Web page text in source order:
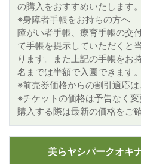
の購入をおすすめいたします。
※身障者手帳をお持ちの方へ
障がい者手帳、療育手帳の交
て手帳を提示していただくと
ります。また上記の手帳をお
名までは半額で入園できます。
※前売券価格からの割引適応は
※チケットの価格は予告なく変
購入する際は最新の価格をご
美らヤシパークオキ